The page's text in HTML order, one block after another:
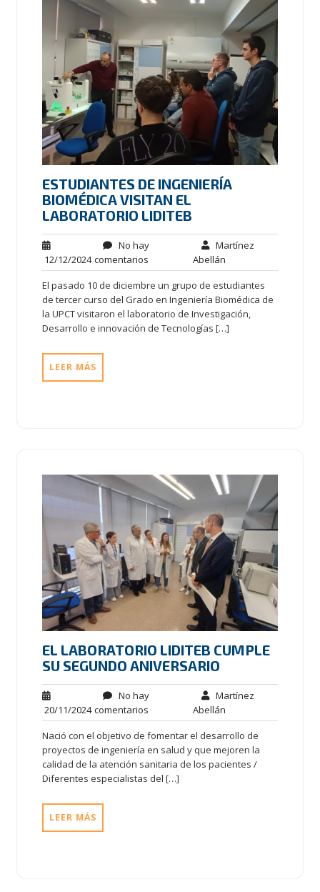
ESTUDIANTES DE INGENIERÍA
BIOMÉDICA VISITAN EL
LABORATORIO LIDITEB
12/12/2024
No hay
comentarios
Martínez
Abellán
El pasado 10 de diciembre un grupo de estudiantes
de tercer curso del Grado en Ingeniería Biomédica de
la UPCT visitaron el laboratorio de Investigación,
Desarrollo e innovación de Tecnologías […]
LEER MÁS
EL LABORATORIO LIDITEB CUMPLE
SU SEGUNDO ANIVERSARIO
20/11/2024
No hay
comentarios
Martínez
Abellán
Nació con el objetivo de fomentar el desarrollo de
proyectos de ingeniería en salud y que mejoren la
calidad de la atención sanitaria de los pacientes /
Diferentes especialistas del […]
LEER MÁS